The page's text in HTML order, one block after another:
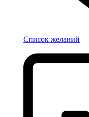
Список желаний